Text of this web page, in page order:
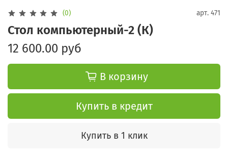
(0) арт. 471
Стол компьютерный-2 (К)
12 600.00 руб
В корзину
Купить в кредит
Купить в 1 клик